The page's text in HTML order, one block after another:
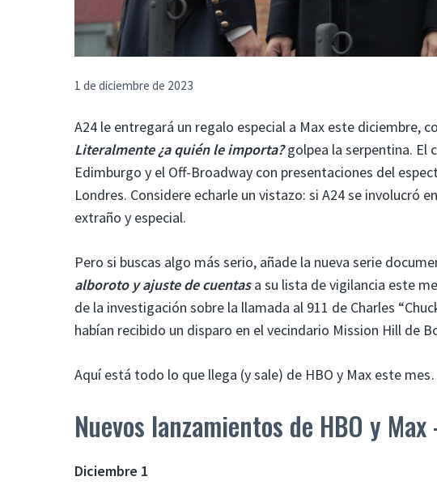
1 de diciembre de 2023
A24 le entregará un regalo especial a Max este diciembre,
Literalmente ¿a quién le importa?golpea la serpentina. El
Edimburgo y el Off-Broadway con presentaciones del
Londres. Considere echarle un vistazo: si A24 se involucró
extraño y especial.
Pero si buscas algo más serio, añade la nueva serie
alboroto y ajuste de cuentasa su lista de vigilancia este
de la investigación sobre la llamada al 911 de Charles
habían recibido un disparo en el vecindario Mission Hill de
Aquí está todo lo que llega (y sale) de HBO y Max este
Nuevos lanzamientos de HBO y
Diciembre 1